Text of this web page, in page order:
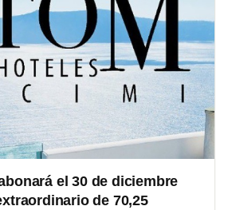
el 30 de diciembre
de 70,25